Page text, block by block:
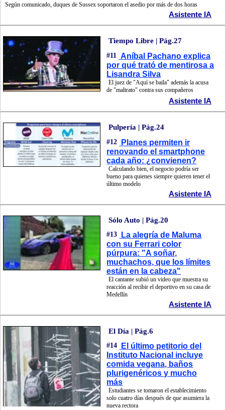
Según comunicado, duques de Sussex soportaron el asedio por más de dos horas
Asistente IA
Tiempo Libre | Pág.27
#11
Aníbal Pachano explica
por qué trató de mentirosa a
Lisandra Silva
El juez de "Aquí se baila" además la acusa
de "maltrato" contra sus compañeros
Asistente IA
Pulpería | Pág.24
#12
Planes permiten ir
renovando el smartphone
cada año: ¿convienen?
Calculando bien, el negocio podría ser
bueno para quienes siempre quieren tener el
último modelo
Asistente IA
Sólo Auto | Pág.20
#13
La alegría de Maluma
con su Ferrari color
púrpura: "A soñar,
muchachos, que los límites
están en la cabeza"
El cantante subió un video que muestra su
reacción al recibir el deportivo en su casa de
Medellín
Asistente IA
El Día | Pág.6
#14
El último petitorio del
Instituto Nacional incluye
comida vegana, baños
plurigenéricos y mucho
más
Estudiantes se tomaron el establecimiento
solo cuatro días después de que asumiera la
nueva rectora